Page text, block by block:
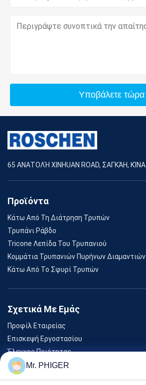
Υποβάλετε τώρα
65 ΑΝΑΤΟΛΉ XINHUAN ROAD, ΣΑΓΚΆΗ, ΚΊΝΑ
Προϊόντα
Κάτω Από Τη Διάτρηση Τρυπών
Τρυπάνι Ράβδο
Tricone Λεπίδα Του Τρυπανιού
Κομμάτια Τρυπανιών Πυρήνων Διαμαντιών
Κάτω Από Το Σφυρί Τρυπών
Σχετικά Με Εμάς
Προφίλ Εταιρείας
Επισκεψή Εργοστασίου
Έλεγχος Ποιότητας
SitemapMr. PHIGER